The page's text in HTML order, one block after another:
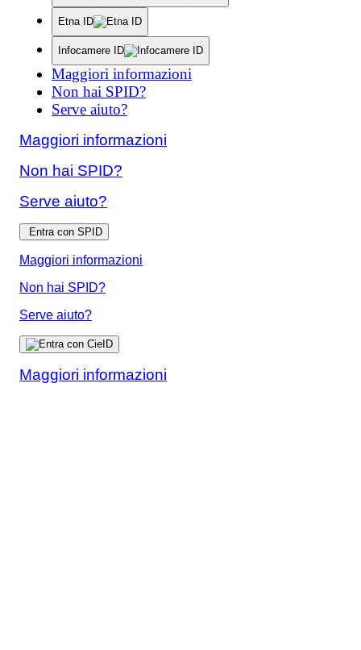
Etna ID
Infocamere ID
Maggiori informazioni
Non hai SPID?
Serve aiuto?
Maggiori informazioni
Non hai SPID?
Serve aiuto?
Entra con SPID
Maggiori informazioni
Non hai SPID?
Serve aiuto?
Maggiori informazioni